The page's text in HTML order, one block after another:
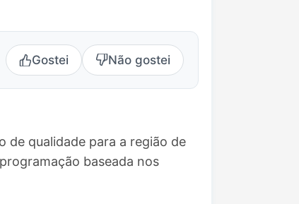
Gostei Não gostei
de qualidade para a região de
baseada nos